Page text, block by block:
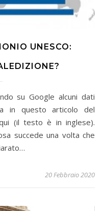
UNESCO:
in questo articolo del
(il testo è in inglese).
succede una volta che
20 Febbraio 2020